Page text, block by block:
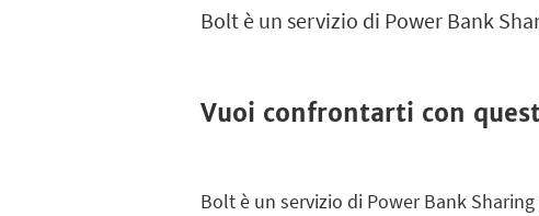
Bolt è un servizio di Power Bank
Vuoi confrontarti con
Bolt è un servizio di Power Bank